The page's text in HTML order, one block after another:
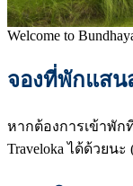
Welcome to
จองที่พักแสน
หากต้องการเข้าพัก
Traveloka ได้ด้วยน